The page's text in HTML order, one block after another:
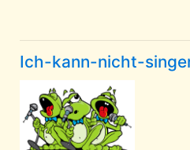
Ich-kann-nicht-